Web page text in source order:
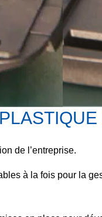
de l’entreprise.
à la fois pour la